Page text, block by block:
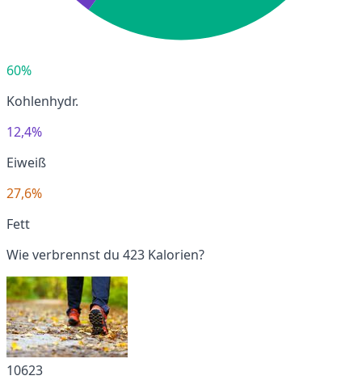
60%
Kohlenhydr.
12,4%
Eiweiß
27,6%
Fett
Wie verbrennst du 423 Kalorien?
10623